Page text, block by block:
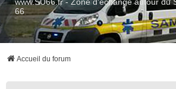
66
Accueil du forum